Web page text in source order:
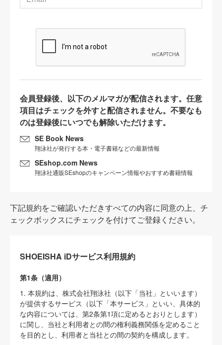
会員登録後、以下のメルマガが配信されます。任意
項目はチェックを外すと配信されません。不要なも
のは登録後にいつでも解除いただけます。
SE Book News
翔泳社が発行する本・電子書籍などの最新情報
SEshop.com News
翔泳社通販SEshopのキャンペーン情報やおすすめ書籍情報
下記規約をご確認いただきすべての内容に同意の上、チ
ェックボックスにチェックを付けてご登録ください。
SHOEISHA iDサービス利用規約
第1条（適用）
1. 本規約は、株式会社翔泳社（以下「当社」といいます）
が提供するサービス（以下「本サービス」といい、具体的
な内容については、第2条第1項に定めるとおりとします）
に関し、当社と利用者との間の権利義務関係を定めること
を目的とし、利用者と当社との間の契約を構成します。